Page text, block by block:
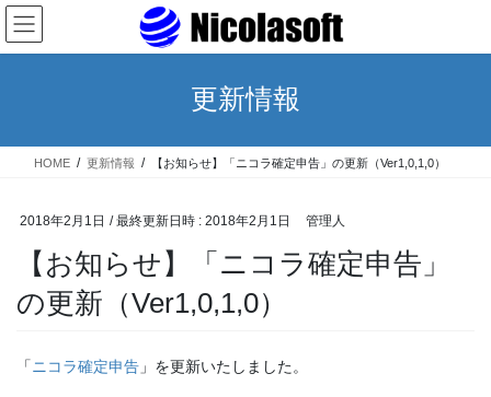
コ
ン
テ
ス
ナ
ビ
ゲ
ン
更新情報
HOME 更新情報 【お知らせ】「ニコラ確定申告」の更新（Ver1,0,1,0）
2018年2月1日 / 最終更新日時 : 2018年2月1日 管理人
【お知らせ】「ニコラ確定申告」
の更新（Ver1,0,1,0）
「ニコラ確定申告 」を更新いたしました。